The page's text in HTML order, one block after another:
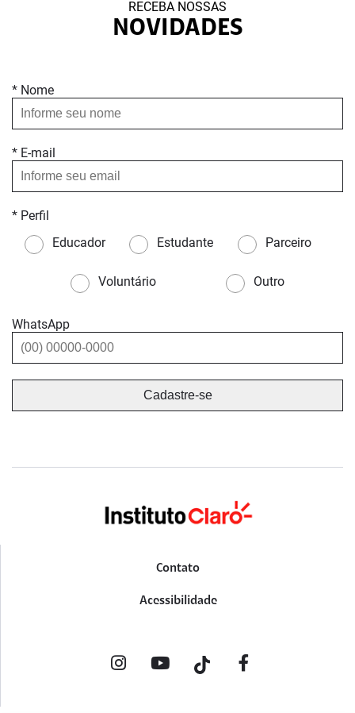
RECEBA NOSSAS
NOVIDADES
* Nome
* E-mail
* Perfil
Educador
Estudante Parceiro
Voluntário Outro
WhatsApp
Contato
Acessibilidade